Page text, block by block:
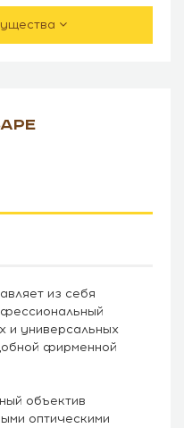
из себя
и универсальных
фирменной
объектив
оптическими